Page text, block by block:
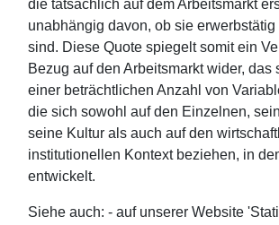
die tatsächlich auf dem Arbeitsmarkt
unabhängig davon, ob sie
sind. Diese Quote spiegelt somit ein
Bezug auf den Arbeitsmarkt wider, das
einer beträchtlichen Anzahl von
die sich sowohl auf den Einzelnen,
seine Kultur als auch auf den
institutionellen Kontext beziehen, in
entwickelt.
Siehe auch: - auf unserer Website